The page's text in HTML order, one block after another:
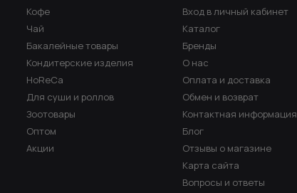
Кофе
Чай
Бакалейные товары
Кондитерские изделия
HoReCa
Для суши и роллов
Зоотовары
Оптом
Акции
Вход в личный кабинет
Каталог
Бренды
О нас
Оплата и доставка
Обмен и возврат
Контактная информация
Блог
Отзывы о магазине
Карта сайта
Вопросы и ответы